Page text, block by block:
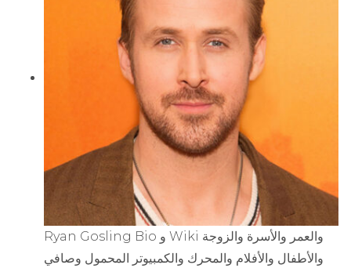
Ryan Gosling Bio و Wiki والعمر والأسرة والزوجة
والأطفال والأفلام والمحرك والكمبيوتر المحمول وصافي